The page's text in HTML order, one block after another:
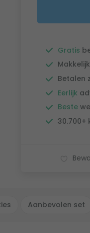
Gratis
Betalen
Eerlijk
Beste
30.700+
Aanbevolen set